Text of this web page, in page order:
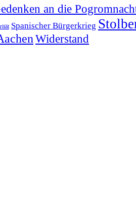
an die
Spanischer Bürgerkrieg
Widerstand